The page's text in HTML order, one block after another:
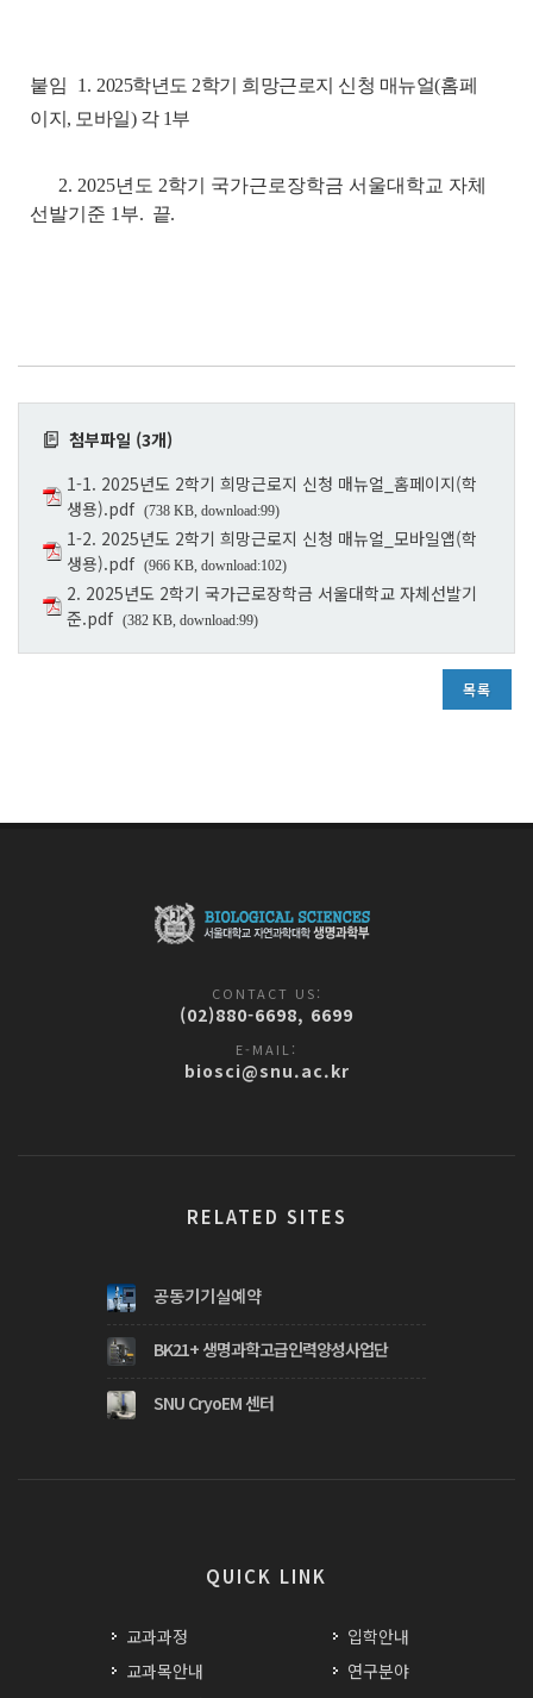
붙임 1. 2025학년도 2학기 희망근로지 신청 매뉴얼(홈페
이지, 모바일) 각 1부
2. 2025년도 2학기 국가근로장학금 서울대학교 자체
선발기준 1부. 끝.
첨부파일 (3개)
1-1. 2025년도 2학기 희망근로지 신청 매뉴얼_홈페이지(학
생용).pdf (738 KB, download:99)
1-2. 2025년도 2학기 희망근로지 신청 매뉴얼_모바일앱(학
생용).pdf (966 KB, download:102)
2. 2025년도 2학기 국가근로장학금 서울대학교 자체선발기
준.pdf (382 KB, download:99)
목록
CONTACT US:
(02)880-6698, 6699
E-MAIL:
biosci@snu.ac.kr
RELATED SITES
공동기기실예약
BK21+ 생명과학고급인력양성사업단
SNU CryoEM 센터
QUICK LINK
교과과정
교과목안내
입학안내
연구분야